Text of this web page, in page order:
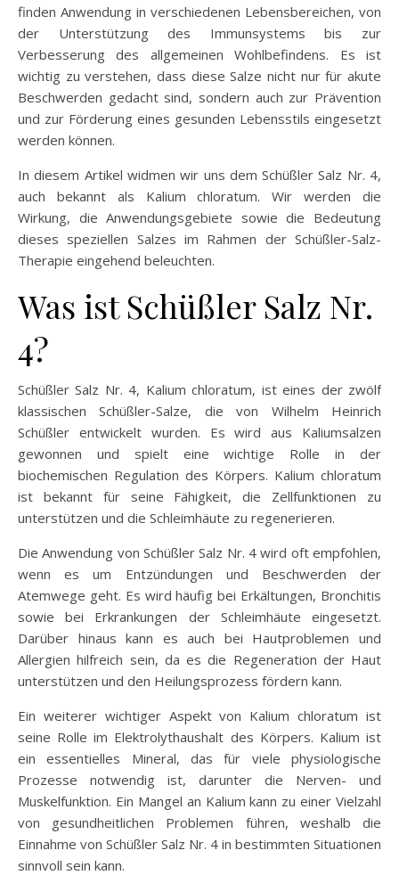
finden Anwendung in verschiedenen Lebensbereichen, von
der Unterstützung des Immunsystems bis zur
Verbesserung des allgemeinen Wohlbefindens. Es ist
wichtig zu verstehen, dass diese Salze nicht nur für akute
Beschwerden gedacht sind, sondern auch zur Prävention
und zur Förderung eines gesunden Lebensstils eingesetzt
werden können.
In diesem Artikel widmen wir uns dem Schüßler Salz Nr. 4,
auch bekannt als Kalium chloratum. Wir werden die
Wirkung, die Anwendungsgebiete sowie die Bedeutung
dieses speziellen Salzes im Rahmen der Schüßler-Salz-
Therapie eingehend beleuchten.
Was ist Schüßler Salz Nr.
4?
Schüßler Salz Nr. 4, Kalium chloratum, ist eines der zwölf
klassischen Schüßler-Salze, die von Wilhelm Heinrich
Schüßler entwickelt wurden. Es wird aus Kaliumsalzen
gewonnen und spielt eine wichtige Rolle in der
biochemischen Regulation des Körpers. Kalium chloratum
ist bekannt für seine Fähigkeit, die Zellfunktionen zu
unterstützen und die Schleimhäute zu regenerieren.
Die Anwendung von Schüßler Salz Nr. 4 wird oft empfohlen,
wenn es um Entzündungen und Beschwerden der
Atemwege geht. Es wird häufig bei Erkältungen, Bronchitis
sowie bei Erkrankungen der Schleimhäute eingesetzt.
Darüber hinaus kann es auch bei Hautproblemen und
Allergien hilfreich sein, da es die Regeneration der Haut
unterstützen und den Heilungsprozess fördern kann.
Ein weiterer wichtiger Aspekt von Kalium chloratum ist
seine Rolle im Elektrolythaushalt des Körpers. Kalium ist
ein essentielles Mineral, das für viele physiologische
Prozesse notwendig ist, darunter die Nerven- und
Muskelfunktion. Ein Mangel an Kalium kann zu einer Vielzahl
von gesundheitlichen Problemen führen, weshalb die
Einnahme von Schüßler Salz Nr. 4 in bestimmten Situationen
sinnvoll sein kann.